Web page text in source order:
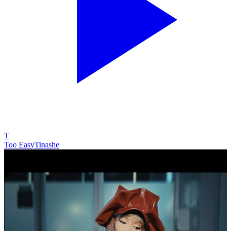
T
Too EasyTinashe